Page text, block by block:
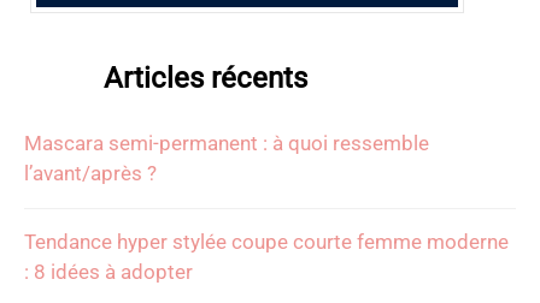
Articles récents
Mascara semi-permanent : à quoi ressemble
l’avant/après ?
Tendance hyper stylée coupe courte femme moderne
: 8 idées à adopter